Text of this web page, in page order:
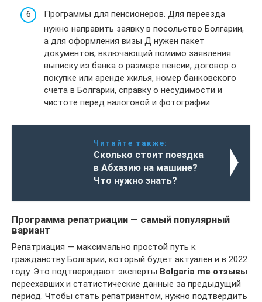
Программы для пенсионеров. Для переезда
нужно направить заявку в посольство Болгарии,
а для оформления визы Д нужен пакет
документов, включающий помимо заявления
выписку из банка о размере пенсии, договор о
покупке или аренде жилья, номер банковского
счета в Болгарии, справку о несудимости и
чистоте перед налоговой и фотографии.
Читайте также:
Сколько стоит поездка
в Абхазию на машине?
Что нужно знать?
Программа репатриации — самый популярный
вариант
Репатриация — максимально простой путь к
гражданству Болгарии, который будет актуален и в 2022
году. Это подтверждают эксперты Bolgaria me отзывы
переехавших и статистические данные за предыдущий
период. Чтобы стать репатриантом, нужно подтвердить